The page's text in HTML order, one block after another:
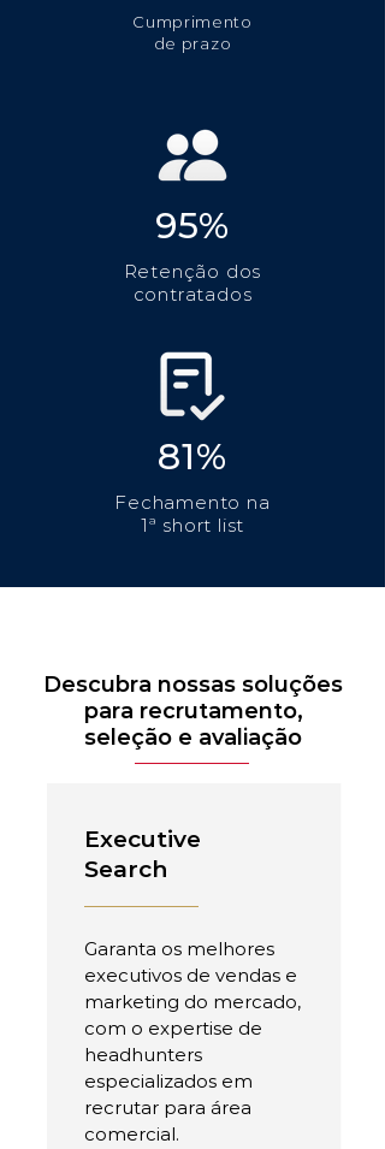
Cumprimento
de prazo
95%
Retenção dos
contratados
81%
Fechamento na
1ª short list
Descubra nossas soluções
para recrutamento,
seleção e avaliação
Executive
Search
Garanta os melhores
executivos de vendas e
marketing do mercado,
com o expertise de
headhunters
especializados em
recrutar para área
comercial.